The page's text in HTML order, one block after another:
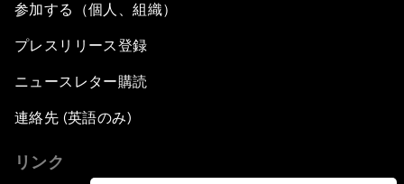
参加する（個人、組織）
プレスリリース登録
ニュースレター購読
連絡先 (英語のみ)
リンク